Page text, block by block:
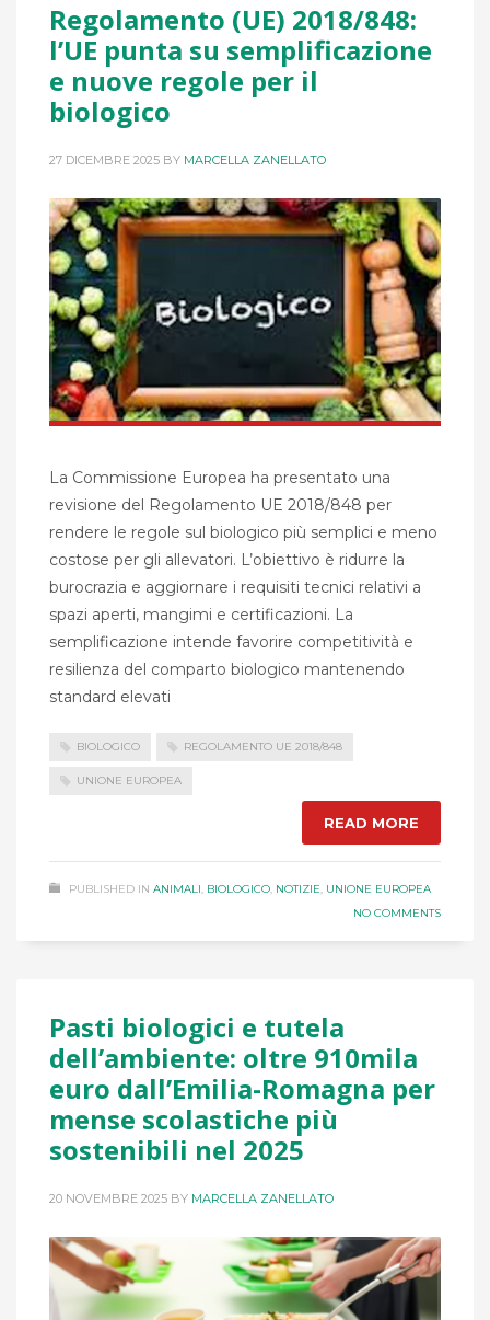
Regolamento (UE) 2018/848:
l’UE punta su semplificazione
e nuove regole per il
biologico
27 DICEMBRE 2025 BY MARCELLA ZANELLATO
La Commissione Europea ha presentato una
revisione del Regolamento UE 2018/848 per
rendere le regole sul biologico più semplici e meno
costose per gli allevatori. L’obiettivo è ridurre la
burocrazia e aggiornare i requisiti tecnici relativi a
spazi aperti, mangimi e certificazioni. La
semplificazione intende favorire competitività e
resilienza del comparto biologico mantenendo
standard elevati
BIOLOGICO REGOLAMENTO UE 2018/848
UNIONE EUROPEA
READ MORE
PUBLISHED IN ANIMALI, BIOLOGICO, NOTIZIE, UNIONE EUROPEA
NO COMMENTS
Pasti biologici e tutela
dell’ambiente: oltre 910mila
euro dall’Emilia-Romagna per
mense scolastiche più
sostenibili nel 2025
20 NOVEMBRE 2025 BY MARCELLA ZANELLATO